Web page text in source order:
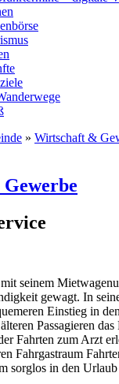
» Wirtschaft &
seinem
gewagt. In
Einstieg in
Passagieren
Fahrten zum Arzt
Fahrgastraum
sorglos in den